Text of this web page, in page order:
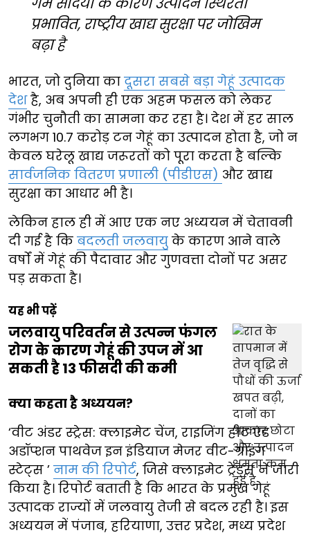
प्रभावित, राष्ट्रीय खाद्य सुरक्षा पर जोखिम
बढ़ा है
भारत, जो दुनिया का दूसरा सबसे बड़ा गेहूं उत्पादक
देशहै, अब अपनी ही एक अहम फसल को लेकर
गंभीर चुनौती का सामना कर रहा है। देश में हर साल
लगभग 10.7 करोड़ टन गेहूं का उत्पादन होता है, जो न
केवल घरेलू खाद्य जरूरतों को पूरा करता है बल्कि
सार्वजनिक वितरण प्रणाली (पीडीएस) और खाद्य
सुरक्षा का आधार भी है।
लेकिन हाल ही में आए एक नए अध्ययन में चेतावनी
दी गई है कि बदलती जलवायु के कारण आने वाले
वर्षों में गेहूं की पैदावार और गुणवत्ता दोनों पर असर
पड़ सकता है।
यह भी पढ़ें
जलवायु परिवर्तन से उत्पन्न फंगल
रोग के कारण गेहूं की उपज में आ
सकती है 13 फीसदी की कमी
क्या कहता है अध्ययन?
‘वीट अंडर स्ट्रेस: क्लाइमेट चेंज, राइजिंग हीट एंड
अडॉप्शन पाथवेज इन इंडियाज मेजर वीट-ग्रोइंग
स्टेट्स ’ नाम की रिपोर्ट, जिसे क्लाइमेट ट्रेंड्स ने जारी
किया है। रिपोर्ट बताती है कि भारत के प्रमुख गेहूं
उत्पादक राज्यों में जलवायु तेजी से बदल रही है। इस
अध्ययन में पंजाब, हरियाणा, उत्तर प्रदेश, मध्य प्रदेश